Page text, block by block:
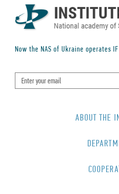
Now the NAS of Ukraine operates IF
ABOUT THE